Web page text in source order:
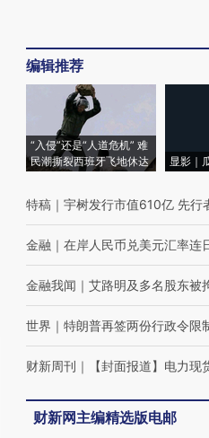
编辑推荐
“入侵”还是“人道危机” 难
民潮撕裂西班牙飞地休达
显影｜
特稿 ｜ 宇树发行市值610亿 先行
金融 ｜ 在岸人民币兑美元汇率连
金融我闻 ｜ 艾路明及多名股东被
世界 ｜ 特朗普再签两份行政令限
财新周刊 ｜ 【封面报道】电力
财新网主编精选版电邮